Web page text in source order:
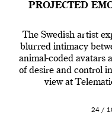
PROJECTED
The Swedish artist
blurred intimacy
animal-coded avatars
of desire and control
view at
24 /